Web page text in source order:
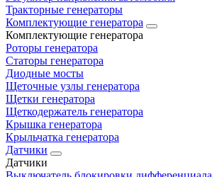
Тракторные генераторы
Комплектующие генератора
Комплектующие генератора
Роторы генератора
Статоры генератора
Диодные мосты
Щеточные узлы генератора
Щетки генератора
Щеткодержатель генератора
Крышка генератора
Крыльчатка генератора
Датчики
Датчики